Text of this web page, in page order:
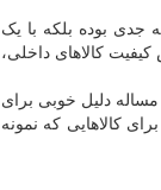
بوده بلکه با یک
کالاهای داخلی،
دلیل خوبی برای
کالاهایی که نمونه